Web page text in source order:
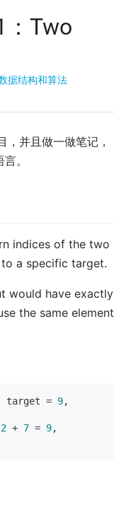
：Two
据结构和算法
并且做一做笔记，
。
indices of the two
a specific target.
would have exactly
the same element
target = 9,
2 + 7 = 9